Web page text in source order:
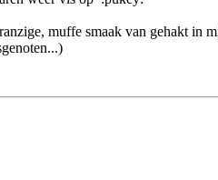
muffe smaak van gehakt in